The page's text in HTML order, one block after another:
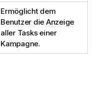
Ermöglicht dem
Benutzer die Anzeige
aller Tasks einer
Kampagne.